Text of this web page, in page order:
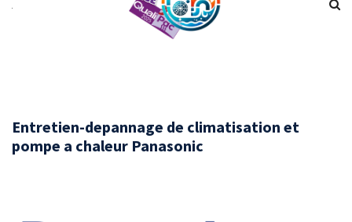
Entretien-depannage de climatisation et
pompe a chaleur Panasonic